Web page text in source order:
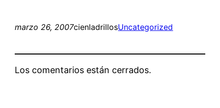
marzo 26, 2007cienladrillosUncategorized
Los comentarios están cerrados.